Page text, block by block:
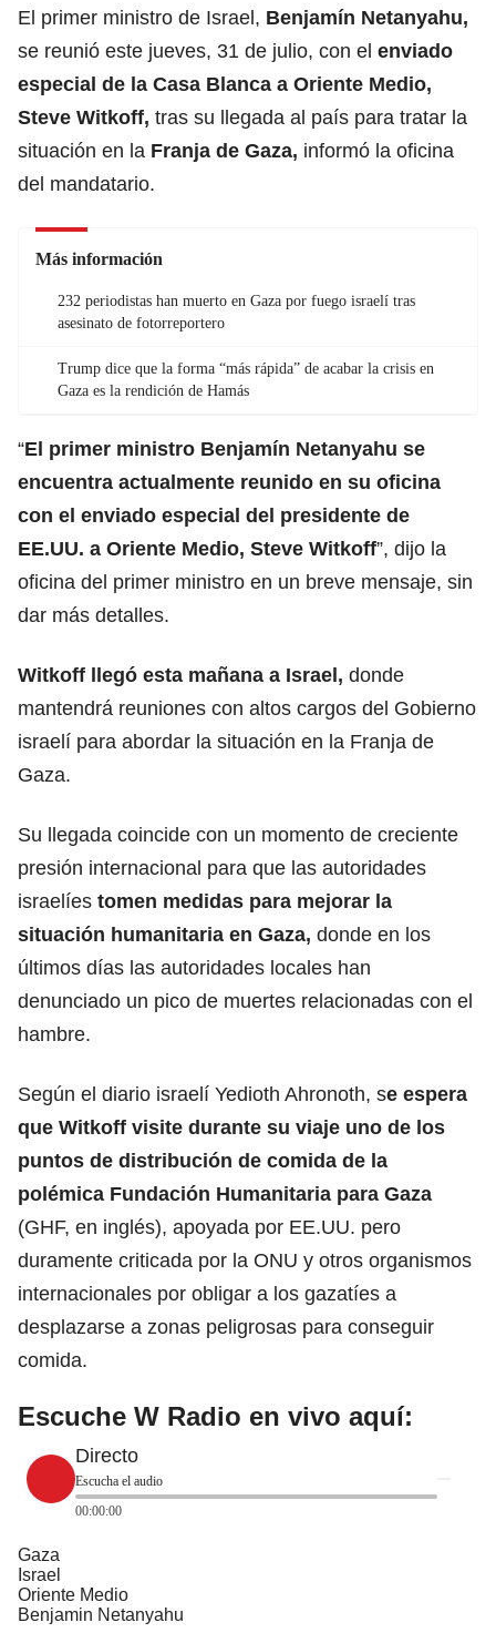
El primer ministro de Israel, Benjamín Netanyahu,
se reunió este jueves, 31 de julio, con el enviado
especial de la Casa Blanca a Oriente Medio,
Steve Witkoff, tras su llegada al país para tratar la
situación en la Franja de Gaza, informó la oficina
del mandatario.
Más información
232 periodistas han muerto en Gaza por fuego israelí tras
asesinato de fotorreportero
Trump dice que la forma “más rápida” de acabar la crisis en
Gaza es la rendición de Hamás
“El primer ministro Benjamín Netanyahu se
encuentra actualmente reunido en su oficina
con el enviado especial del presidente de
EE.UU. a Oriente Medio, Steve Witkoff”, dijo la
oficina del primer ministro en un breve mensaje, sin
dar más detalles.
Witkoff llegó esta mañana a Israel, donde
mantendrá reuniones con altos cargos del Gobierno
israelí para abordar la situación en la Franja de
Gaza.
Su llegada coincide con un momento de creciente
presión internacional para que las autoridades
israelíes tomen medidas para mejorar la
situación humanitaria en Gaza, donde en los
últimos días las autoridades locales han
denunciado un pico de muertes relacionadas con el
hambre.
Según el diario israelí Yedioth Ahronoth, se espera
que Witkoff visite durante su viaje uno de los
puntos de distribución de comida de la
polémica Fundación Humanitaria para Gaza
(GHF, en inglés), apoyada por EE.UU. pero
duramente criticada por la ONU y otros organismos
internacionales por obligar a los gazatíes a
desplazarse a zonas peligrosas para conseguir
comida.
Escuche W Radio en vivo aquí:
Directo
Escucha el audio
00:00:00
Gaza
Israel
Oriente Medio
Benjamin Netanyahu